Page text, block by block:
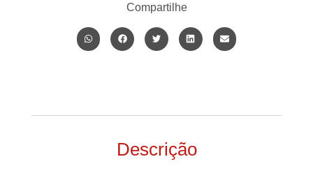
Compartilhe
Descrição